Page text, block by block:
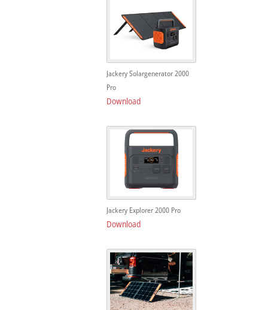
Jackery Solargenerator 2000
Pro
Download
Jackery Explorer 2000 Pro
Download